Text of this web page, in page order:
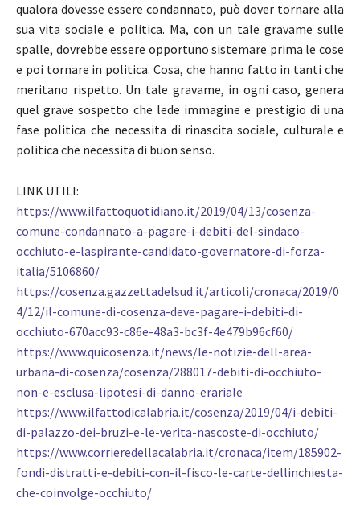
qualora dovesse essere condannato, può dover tornare alla
sua vita sociale e politica. Ma, con un tale gravame sulle
spalle, dovrebbe essere opportuno sistemare prima le cose
e poi tornare in politica. Cosa, che hanno fatto in tanti che
meritano rispetto. Un tale gravame, in ogni caso, genera
quel grave sospetto che lede immagine e prestigio di una
fase politica che necessita di rinascita sociale, culturale e
politica che necessita di buon senso.
LINK UTILI:
https://www.ilfattoquotidiano.it/2019/04/13/cosenza-
comune-condannato-a-pagare-i-debiti-del-sindaco-
occhiuto-e-laspirante-candidato-governatore-di-forza-
italia/5106860/
https://cosenza.gazzettadelsud.it/articoli/cronaca/2019/0
4/12/il-comune-di-cosenza-deve-pagare-i-debiti-di-
occhiuto-670acc93-c86e-48a3-bc3f-4e479b96cf60/
https://www.quicosenza.it/news/le-notizie-dell-area-
urbana-di-cosenza/cosenza/288017-debiti-di-occhiuto-
non-e-esclusa-lipotesi-di-danno-erariale
https://www.ilfattodicalabria.it/cosenza/2019/04/i-debiti-
di-palazzo-dei-bruzi-e-le-verita-nascoste-di-occhiuto/
https://www.corrieredellacalabria.it/cronaca/item/185902-
fondi-distratti-e-debiti-con-il-fisco-le-carte-dellinchiesta-
che-coinvolge-occhiuto/